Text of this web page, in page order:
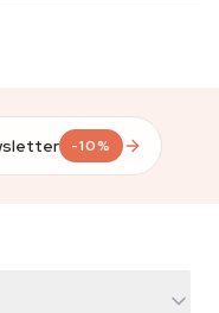
-10%